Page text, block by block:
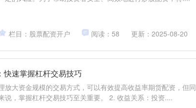
栏目：股票配资开户 阅读：58 更新：2025-08-20
快速掌握杠杆交易技巧
放大资金规模的交易方式，可以有效提高收益率期货配资，但同
说，掌握杠杆交易技巧至关重要。 2. 收益关系：投资....